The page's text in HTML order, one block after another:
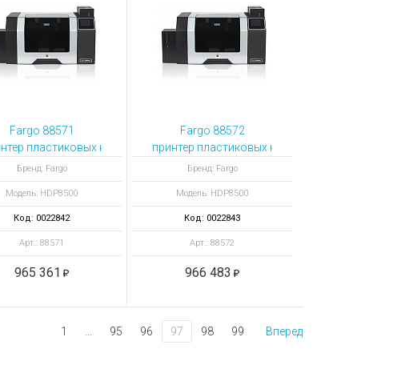
5121
с выпрямителем и кодировкой HID Prox
Fargo 88571
пластиковых карт HDP8500 с выпрямителем и кодерами Omnikey
Бренд: Fargo
Модель: HDP8500
Код: 0022842
Арт.: 88571
965 361
Fargo 88572
принтер пластиковых карт HDP8500 с
Бренд: Fargo
Модель: HDP8500
Код: 0022843
Арт.: 88572
966 483
1 95 96 97 98 99 Вперед